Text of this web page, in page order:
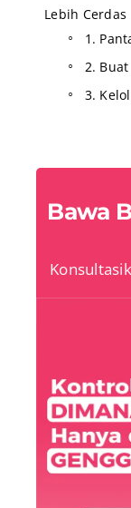
Lebih Cerdas
1.
2.
3.
Bawa